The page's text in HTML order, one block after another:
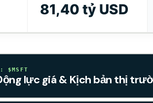
81,40 tỷ USD
$MSFT
lực giá & Kịch bản thị